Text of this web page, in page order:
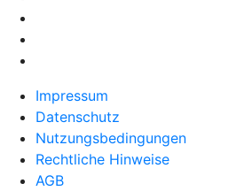
Impressum
Datenschutz
Nutzungsbedingungen
Rechtliche Hinweise
AGB